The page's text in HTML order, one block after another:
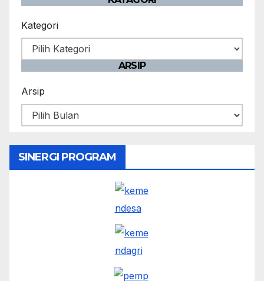
Kategori
ARSIP
Arsip
SINERGI PROGRAM